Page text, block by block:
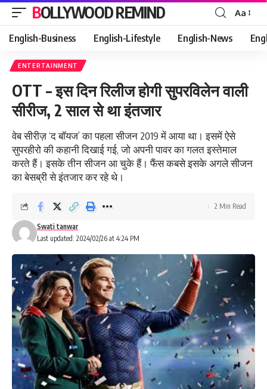
BOLLYWOOD REMIND
Font
Resizer
Aa
English-Business English-Lifestyle English-News
ENTERTAINMENT
OTT – इस दिन रिलीज होगी सुपरविलेन वाली
सीरीज, 2 साल से था इंतजार
वेब सीरीज़ ‘द बॉयज’ का पहला सीजन 2019 में आया था। इसमें ऐसे
सुपरहीरो की कहानी दिखाई गई, जो अपनी पावर का गलत इस्तेमाल
करते हैं। इसके तीन सीजन आ चुके हैं। फैंस कबसे इसके अगले सीजन
का बेसब्री से इंतजार कर रहे थे।
Last updated: 2024/02/26 at 4:24 PM
Swati tanwar
2 Min Read